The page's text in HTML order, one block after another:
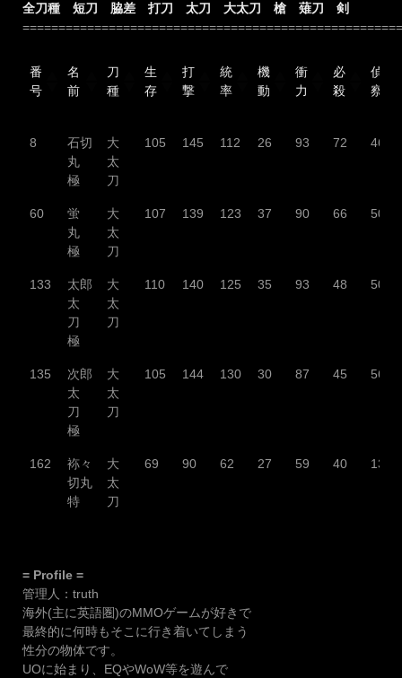
全刀種
短刀 脇差 打刀 太刀 大太刀 槍 薙刀
剣
番
号
名
前
刀
種
生
存
打
撃
統
率
機
動
衝
力
必
殺
偵
察
8
石切
丸
極
大
太
刀
105 145 112 26 93 72 46
60
蛍
丸
極
大
太
刀
107 139 123 37 90 66 50
133
太郎
太
刀
極
大
太
刀
110 140 125 35 93 48 50
135
次郎
太
刀
極
大
太
刀
105 144 130 30 87 45 56
162
袮々
切丸
特
大
太
刀
69 90 62 27 59 40 13
= Profile =
管理人：truth
海外(主に英語圏)のMMOゲームが好きで
最終的に何時もそこに行き着いてしまう
性分の物体です。
UOに始まり、EQやWoW等を遊んで